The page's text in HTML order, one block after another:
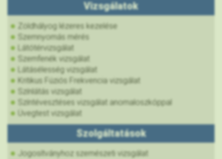
Vizsgálatok
Zöldhályog lézeres kezelése
Szemnyomás mérés
Látótérvizsgálat
Szemfenék vizsgálat
Látásélesség vizsgálat
Kritikus Fúziós Frekvencia vizsgálat
Színlátás vizsgálat
Színtévesztéses vizsgálat anomaloszkóppal
Üvegtest vizsgálat
Szolgáltatások
Jogosítványhoz szemészeti vizsgálat